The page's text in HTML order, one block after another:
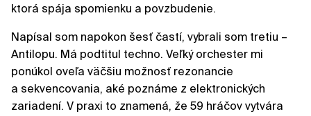
ktorá spája spomienku a povzbudenie.
Napísal som napokon šesť častí, vybrali som tretiu –
Antilopu. Má podtitul techno. Veľký orchester mi
ponúkol oveľa väčšiu možnosť rezonancie
a sekvencovania, aké poznáme z elektronických
zariadení. V praxi to znamená, že 59 hráčov vytvára